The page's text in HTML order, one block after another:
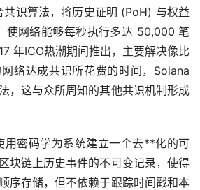
共识算法，将历史证明 (PoH) 与权益
使网络能够每秒执行多达 50,000 笔
年ICO热潮期间推出，主要解决像比
络达成共识所花费的时间，Solana
，这与众所周知的其他共识机制形成
用密码学为系统建立一个去**化的可
块链上历史事件的不可变记录，使得
序存储，但不依赖于跟踪时间戳和本